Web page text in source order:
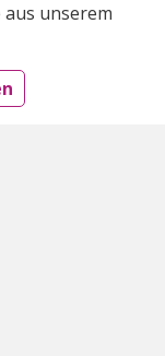
aus unserem